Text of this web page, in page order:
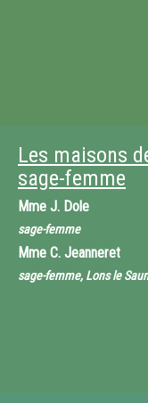
Les maisons
sage-femme
Mme J. Dole
sage-femme
Mme C. Jeanneret
sage-femme, Lons le